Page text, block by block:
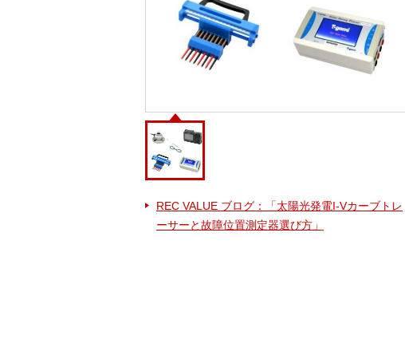
REC VALUE ブログ：「太陽光発電I-Vカーブトレ
ーサーと故障位置測定器選び方」